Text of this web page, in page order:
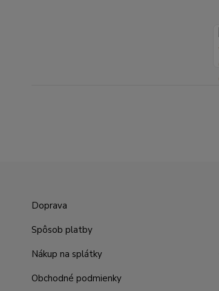
Doprava
Spôsob platby
Nákup na splátky
Obchodné podmienky